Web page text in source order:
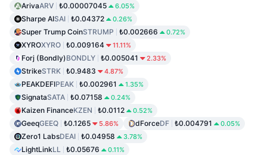
ArivaARV ₺0.00007045 6.05%
Sharpe AISAI ₺0.04372 0.26%
Super Trump CoinSTRUMP ₺0.002666 0.72%
XYROXYRO ₺0.009164 11.11%
Forj (Bondly)BONDLY ₺0.005041 2.33%
StrikeSTRK ₺0.9483 4.87%
PEAKDEFIPEAK ₺0.002961 1.35%
SignataSATA ₺0.07158 0.24%
Kaizen FinanceKZEN ₺0.0112 0.52%
GeeqGEEQ ₺0.1265 5.86% dForceDF ₺0.004791 0.05%
Zero1 LabsDEAI ₺0.04958 3.78%
LightLinkLL ₺0.05676 0.11%